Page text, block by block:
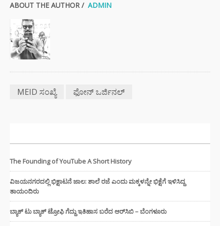
ABOUT THE AUTHOR / ADMIN
MEID ಸಂಖ್ಯೆ ಫೋನ್ ಒರ್ಜಿನಲ್
The Founding of YouTube A Short History
ವಿಜಯನಗರದಲ್ಲಿ ಭಿಕ್ಷಾಟನೆ ಜಾಲ: ಶಾಲೆ ರಜೆ ಎಂದು ಮಕ್ಕಳನ್ನೇ ಭಿಕ್ಷೆಗೆ ಇಳಿಸಿದ್ದ
ತಾಯಂದಿರು
ಬ್ಯಾಕ್ ಟು ಬ್ಯಾಕ್ ಟ್ರೋಫಿ ಗೆದ್ದು ಇತಿಹಾಸ ಬರೆದ ಆರ್‌ಸಿಬಿ – ಬೆಂಗಳೂರು